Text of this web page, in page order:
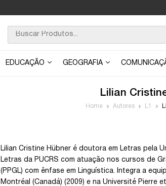
EDUCAÇÃO GEOGRAFIA
Lilian
Home Autores L1
Lilian Cristine Hübner é doutora em Letras pela
Letras da PUCRS com atuação nos cursos de
(PPGL) com ênfase em Linguística. Integra a
Montréal (Canadá) (2009) e na Université Pierre